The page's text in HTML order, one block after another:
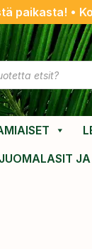
paikasta! •
JUOMALASIT